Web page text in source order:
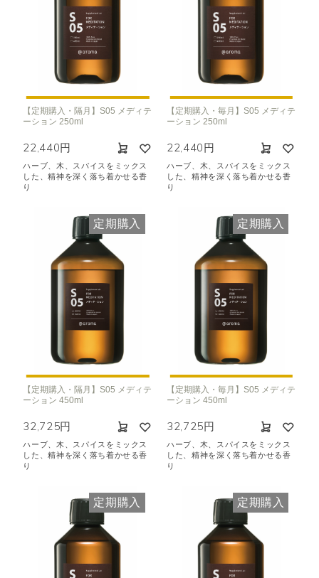
【定期購入・隔月】S05 メディテ
ーション 250ml
22,440円
ハーブ、木、スパイスをミックス
した、精神を深く落ち着かせる香
り
【定期購入・毎月】S05 メディテ
ーション 250ml
22,440円
ハーブ、木、スパイスをミックス
した、精神を深く落ち着かせる香
り
定期購入
【定期購入・隔月】S05 メディテ
ーション 450ml
32,725円
ハーブ、木、スパイスをミックス
した、精神を深く落ち着かせる香
り
定期購入
【定期購入・毎月】S05 メディテ
ーション 450ml
32,725円
ハーブ、木、スパイスをミックス
した、精神を深く落ち着かせる香
り
定期購入 定期購入